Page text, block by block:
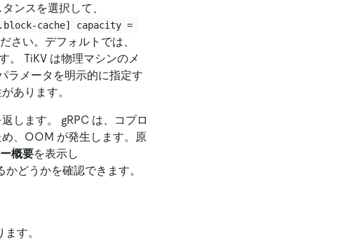
ンスを選択して、
cache] capacity =
さい。デフォルトでは、
。 TiKV は物理マシンのメ
ラメータを明示的に指定す
あります。
します。 gRPC は、コプロ
、OOM が発生します。原
概要を表示し
どうかを確認できます。
す。